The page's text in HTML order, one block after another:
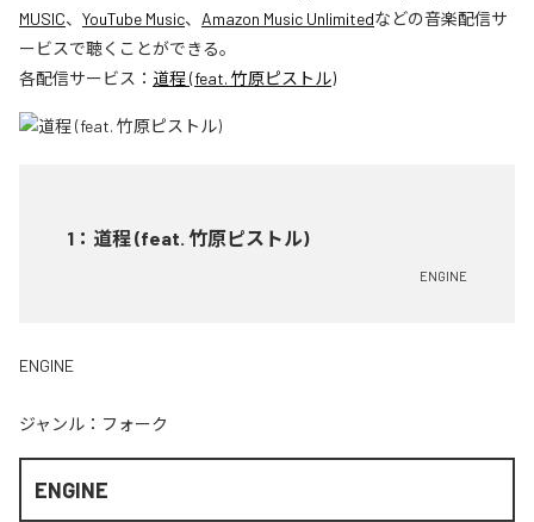
MUSIC、 YouTube Music、 Amazon Music Unlimitedなどの音楽配信サ
ービスで聴くことができる。
各配信サービス： 道程 (feat. 竹原ピストル)
1 ： 道程 (feat. 竹原ピストル)
ENGINE
ENGINE
ジャンル： フォーク
ENGINE